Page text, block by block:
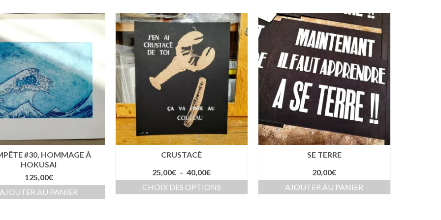
#30, HOMMAGE À
HOKUSAI
125,00€
AJOUTER AU PANIER
CRUSTACÉ
25,00€ – 40,00€Plage
de
prix :
CHOIX DES OPTIONS
SE TERRE
20,00€
AJOUTER AU PANIER